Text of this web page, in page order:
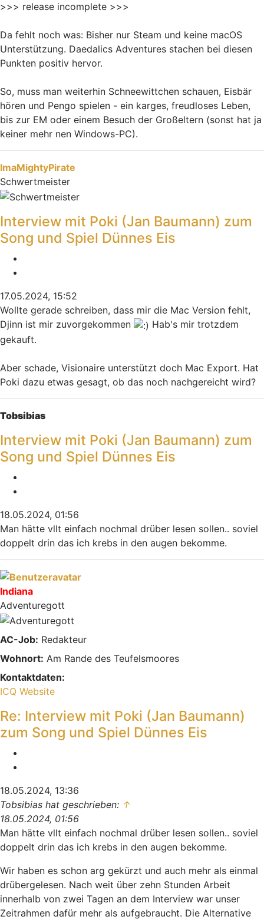
>>> release incomplete >>>
Da fehlt noch was: Bisher nur Steam und keine macOS
Unterstützung. Daedalics Adventures stachen bei diesen
Punkten positiv hervor.
So, muss man weiterhin Schneewittchen schauen, Eisbär
hören und Pengo spielen - ein karges, freudloses Leben,
bis zur EM oder einem Besuch der Großeltern (sonst hat ja
keiner mehr nen Windows-PC).
Nach oben
ImaMightyPirate
Schwertmeister
Interview mit Poki (Jan Baumann) zum
Song und Spiel Dünnes Eis
17.05.2024, 15:52
Wollte gerade schreiben, dass mir die Mac Version fehlt,
Djinn ist mir zuvorgekommen
Hab's mir trotzdem
gekauft.
Aber schade, Visionaire unterstützt doch Mac Export. Hat
Poki dazu etwas gesagt, ob das noch nachgereicht wird?
Tobsibias
Interview mit Poki (Jan Baumann) zum
Song und Spiel Dünnes Eis
18.05.2024, 01:56
Man hätte vllt einfach nochmal drüber lesen sollen.. soviel
doppelt drin das ich krebs in den augen bekomme.
Indiana
Adventuregott
AC-Job: Redakteur
Wohnort: Am Rande des Teufelsmoores
Kontaktdaten:
Kontaktdaten von Indiana
ICQ Website
Re: Interview mit Poki (Jan Baumann)
zum Song und Spiel Dünnes Eis
18.05.2024, 13:36
Tobsibias hat geschrieben: ↑
18.05.2024, 01:56
Man hätte vllt einfach nochmal drüber lesen sollen.. soviel
doppelt drin das ich krebs in den augen bekomme.
Wir haben es schon arg gekürzt und auch mehr als einmal
drübergelesen. Nach weit über zehn Stunden Arbeit
innerhalb von zwei Tagen an dem Interview war unser
Zeitrahmen dafür mehr als aufgebraucht. Die Alternative